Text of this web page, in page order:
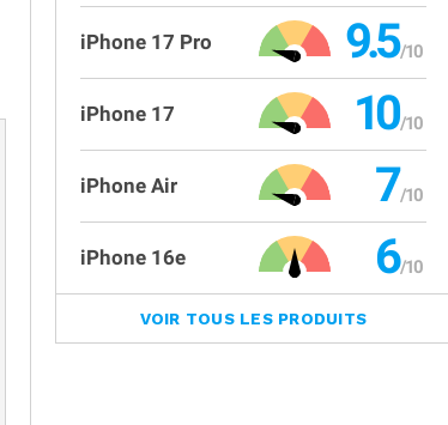
iPhone 17 Pro 9.5
iPhone 17 10
iPhone Air 7
iPhone 16e 6
VOIR TOUS LES PRODUITS